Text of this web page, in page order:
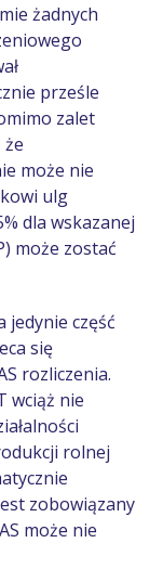
żadnych
prześle
zalet
może nie
ulg
dla wskazanej
może zostać
jedynie część
się
rozliczenia.
wciąż nie
rolnej
zobowiązany
może nie